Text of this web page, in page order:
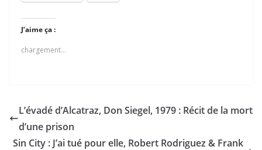
J’aime ça :
chargement…
L’évadé d’Alcatraz, Don Siegel, 1979 : Récit de la mort
d’une prison
Sin City : J’ai tué pour elle, Robert Rodriguez & Frank